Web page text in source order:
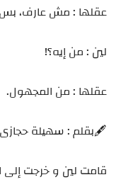
عقلها : مش عارف، بس
لين : من إيه؟!
عقلها : من المجهول.
🖋️بقلم : سهيلة
قامت لين و خرجت إلى